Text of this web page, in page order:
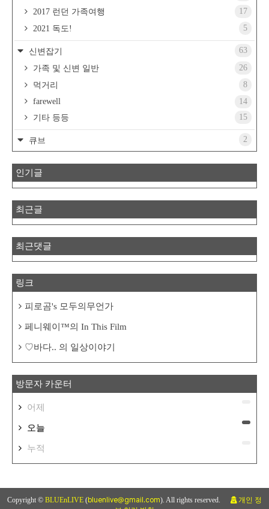
2017 런던 가족여행
17
2021 독도!
5
신변잡기
63
가족 및 신변 일반
26
먹거리
8
farewell
14
기타 등등
15
큐브 2
인기글
최근글
최근댓글
링크
피로곰's 모두의무언가
페니웨이™의 In This Film
♡바다.. 의 일상이야기
방문자 카운터
어제
오늘
누적
Copyright © BLUEnLIVE (bluenlive@gmail.com). All rights reserved.
개인 정